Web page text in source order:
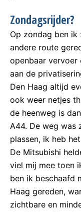
Zondagsrijder?
Op zondag ben ik
andere route
openbaar vervoer
aan de
Den Haag altijd
ook weer netjes
de heenweg is
A44. De weg was
plassen, ik heb
De Mitsubishi
viel mij mee toen
ben ik beschaafd
Haag gereden,
zichtbare en